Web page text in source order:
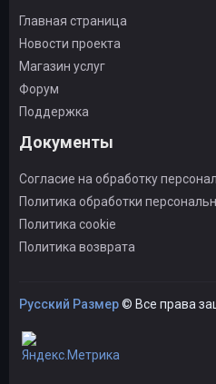
Главная страница
Новости проекта
Магазин услуг
Форум
Поддержка
Документы
Согласие на обработку
Политика обработки
Политика cookie
Политика возврата
Русский Размер© Все права